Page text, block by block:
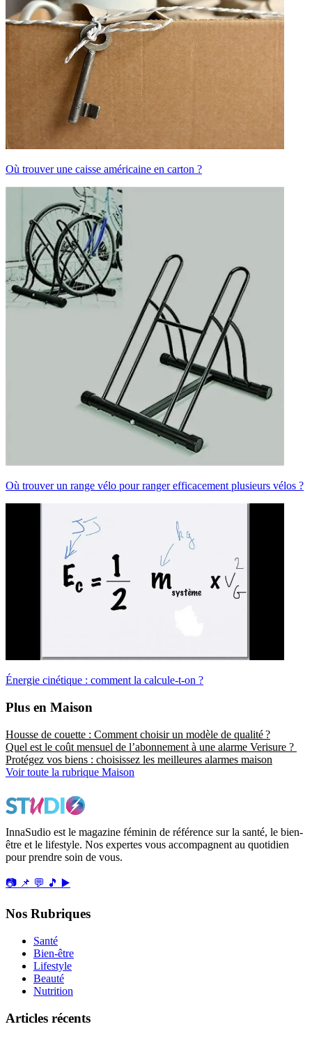
Où trouver une caisse américaine en carton ?
Où trouver un range vélo pour ranger efficacement plusieurs vélos ?
Énergie cinétique : comment la calcule-t-on ?
Plus en Maison
Housse de couette : Comment choisir un modèle de qualité ?
Quel est le coût mensuel de l’abonnement à une alarme Verisure ?
Protégez vos biens : choisissez les meilleures alarmes maison
Voir toute la rubrique Maison
InnaSudio est le magazine féminin de référence sur la santé, le bien-
être et le lifestyle. Nos expertes vous accompagnent au quotidien
pour prendre soin de vous.
📷 📌 💬 🎵 ▶️
Nos Rubriques
Santé
Bien-être
Lifestyle
Beauté
Nutrition
Articles récents